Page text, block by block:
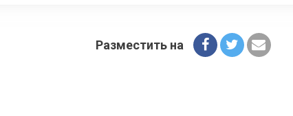
Разместить на